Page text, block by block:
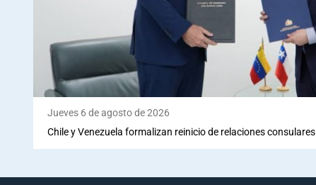
Jueves 6 de agosto de 2026
Chile y Venezuela formalizan reinicio de relaciones consulares